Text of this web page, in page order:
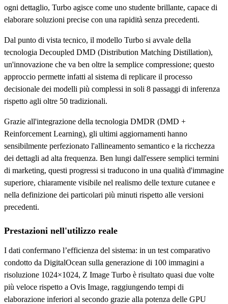
ogni dettaglio, Turbo agisce come uno studente brillante, capace di
elaborare soluzioni precise con una rapidità senza precedenti.
Dal punto di vista tecnico, il modello Turbo si avvale della
tecnologia Decoupled DMD (Distribution Matching Distillation),
un'innovazione che va ben oltre la semplice compressione; questo
approccio permette infatti al sistema di replicare il processo
decisionale dei modelli più complessi in soli 8 passaggi di inferenza
rispetto agli oltre 50 tradizionali.
Grazie all'integrazione della tecnologia DMDR (DMD +
Reinforcement Learning), gli ultimi aggiornamenti hanno
sensibilmente perfezionato l'allineamento semantico e la ricchezza
dei dettagli ad alta frequenza. Ben lungi dall'essere semplici termini
di marketing, questi progressi si traducono in una qualità d'immagine
superiore, chiaramente visibile nel realismo delle texture cutanee e
nella definizione dei particolari più minuti rispetto alle versioni
precedenti.
Prestazioni nell'utilizzo reale
I dati confermano l’efficienza del sistema: in un test comparativo
condotto da DigitalOcean sulla generazione di 100 immagini a
risoluzione 1024×1024, Z Image Turbo è risultato quasi due volte
più veloce rispetto a Ovis Image, raggiungendo tempi di
elaborazione inferiori al secondo grazie alla potenza delle GPU